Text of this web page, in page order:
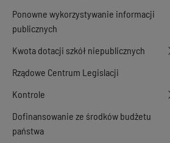
Ponowne wykorzystywanie informacji
publicznych
Kwota dotacji szkół niepublicznych
Rządowe Centrum Legislacji
Kontrole
Dofinansowanie ze środków budżetu
państwa